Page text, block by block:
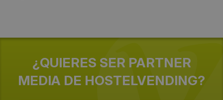
Centro de Convenciones de Los Ángeles
¿QUIERES SER PARTNER
MEDIA DE HOSTELVENDING?